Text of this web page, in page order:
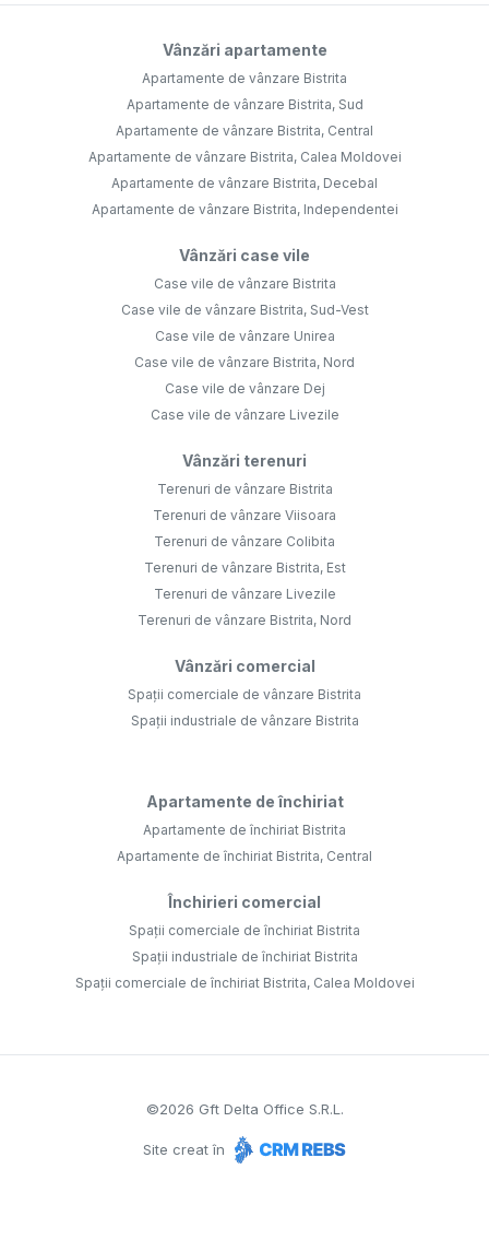
Vânzări apartamente
Apartamente de vânzare Bistrita
Apartamente de vânzare Bistrita, Sud
Apartamente de vânzare Bistrita, Central
Apartamente de vânzare Bistrita, Calea Moldovei
Apartamente de vânzare Bistrita, Decebal
Apartamente de vânzare Bistrita, Independentei
Vânzări case vile
Case vile de vânzare Bistrita
Case vile de vânzare Bistrita, Sud-Vest
Case vile de vânzare Unirea
Case vile de vânzare Bistrita, Nord
Case vile de vânzare Dej
Case vile de vânzare Livezile
Vânzări terenuri
Terenuri de vânzare Bistrita
Terenuri de vânzare Viisoara
Terenuri de vânzare Colibita
Terenuri de vânzare Bistrita, Est
Terenuri de vânzare Livezile
Terenuri de vânzare Bistrita, Nord
Vânzări comercial
Spații comerciale de vânzare Bistrita
Spații industriale de vânzare Bistrita
Apartamente de închiriat
Apartamente de închiriat Bistrita
Apartamente de închiriat Bistrita, Central
Închirieri comercial
Spații comerciale de închiriat Bistrita
Spații industriale de închiriat Bistrita
Spații comerciale de închiriat Bistrita, Calea Moldovei
©2026 Gft Delta Office S.R.L.
Site creat în